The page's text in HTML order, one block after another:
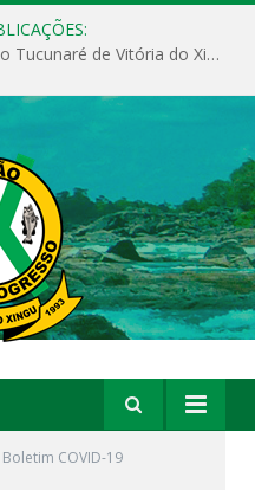
4º Torneio de Pesca Esportiva do Tucunaré de Vitória do Xingu
Boletim COVID-19